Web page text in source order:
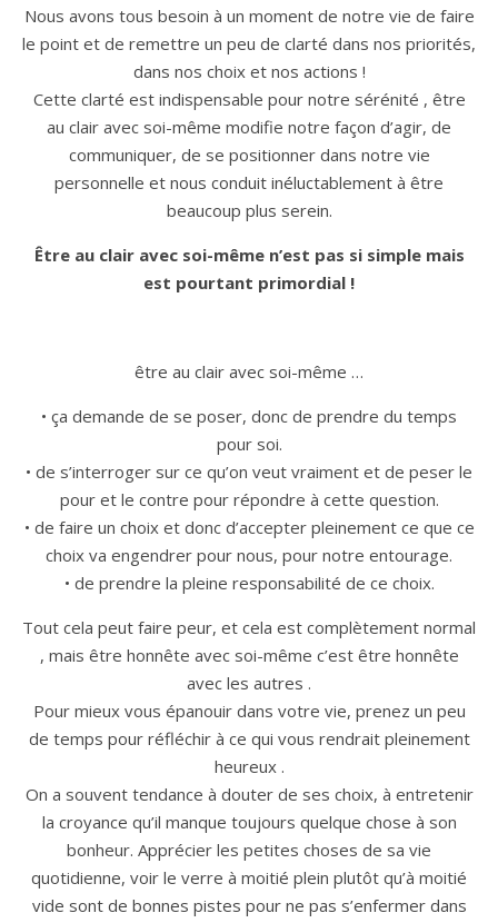
Nous avons tous besoin à un moment de notre vie de faire
le point et de remettre un peu de clarté dans nos priorités,
dans nos choix et nos actions !
Cette clarté est indispensable pour notre sérénité , être
au clair avec soi-même modifie notre façon d’agir, de
communiquer, de se positionner dans notre vie
personnelle et nous conduit inéluctablement à être
beaucoup plus serein.
Être au clair avec soi-même n’est pas si simple mais
est pourtant primordial !
être au clair avec soi-même …
• ça demande de se poser, donc de prendre du temps
pour soi.
• de s’interroger sur ce qu’on veut vraiment et de peser le
pour et le contre pour répondre à cette question.
• de faire un choix et donc d’accepter pleinement ce que ce
choix va engendrer pour nous, pour notre entourage.
• de prendre la pleine responsabilité de ce choix.
Tout cela peut faire peur, et cela est complètement normal
, mais être honnête avec soi-même c’est être honnête
avec les autres .
Pour mieux vous épanouir dans votre vie, prenez un peu
de temps pour réfléchir à ce qui vous rendrait pleinement
heureux .
On a souvent tendance à douter de ses choix, à entretenir
la croyance qu’il manque toujours quelque chose à son
bonheur. Apprécier les petites choses de sa vie
quotidienne, voir le verre à moitié plein plutôt qu’à moitié
vide sont de bonnes pistes pour ne pas s’enfermer dans